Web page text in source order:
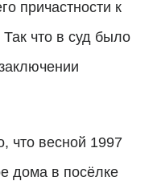
причастности к
что в суд было
что весной 1997
дома в посёлке